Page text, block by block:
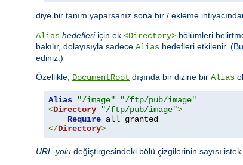
diye bir tanım yaparsanız sona bir / ekleme
Alias hedefleriiçin ek <Directory> bölümleri
bakılır, dolayısıyla sadece Alias hedefleri etkilenir.
ediniz.)
Özellikle, DocumentRoot dışında bir dizine bir Alias
Alias "/image"
"/ftp/pub/image"
<Directory "/ftp/pub/image">
Require
</Directory>
URL-yolu değiştirgesindeki bölü çizgilerinin sayısı